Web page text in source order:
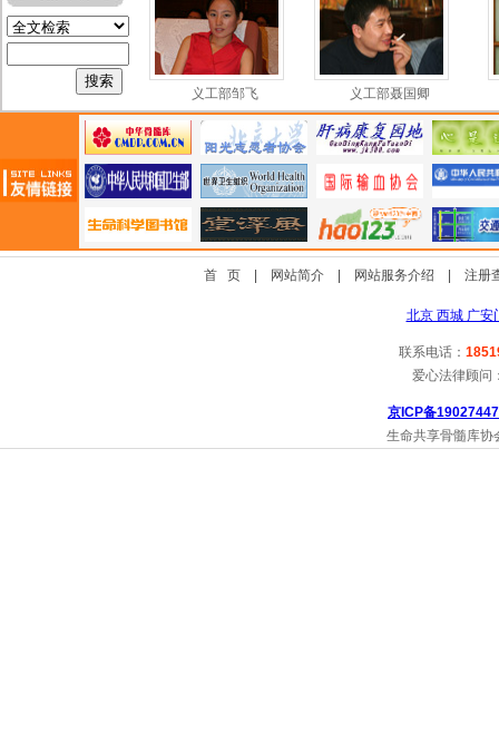
义工部邹飞 义工部聂国卿
首 页| 网站简介| 网站服务介绍 注册
北京 西城 广安
联系电话：
爱心法律顾问
京ICP备
生命共享骨髓库